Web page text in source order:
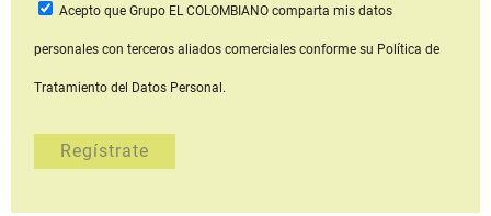
Acepto que Grupo EL COLOMBIANOcomparta mis datos
personales con terceros aliados comerciales conforme su Política de
Tratamiento del Datos Personal.